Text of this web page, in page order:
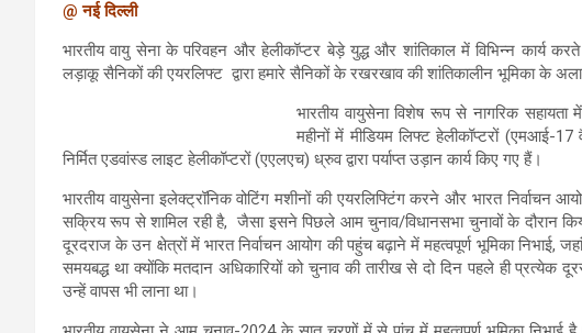
@ नई दिल्ली
भारतीय वायु सेना के परिवहन और हेलीकॉप्टर बेड़े युद्ध और शांतिकाल में विभिन्न कार्य
लड़ाकू सैनिकों की एयरलिफ्ट द्वारा हमारे सैनिकों के रखरखाव की शांतिकालीन भूमिका के
भारतीय वायुसेना विशेष रूप से नागरिक
महीनों में मीडियम लिफ्ट हेलीकॉप्टरों (एमआई-
निर्मित एडवांस्ड लाइट हेलीकॉप्टरों (एएलएच) ध्रुव द्वारा पर्याप्त उड़ान कार्य किए गए हैं।
भारतीय वायुसेना इलेक्ट्रॉनिक वोटिंग मशीनों की एयरलिफ्टिंग करने और भारत निर्वाचन
सक्रिय रूप से शामिल रही है, जैसा इसने पिछले आम चुनाव/विधानसभा चुनावों के दौरान
दूरदराज के उन क्षेत्रों में भारत निर्वाचन आयोग की पहुंच बढ़ाने में महत्वपूर्ण भूमिका निभाई,
समयबद्ध था क्योंकि मतदान अधिकारियों को चुनाव की तारीख से दो दिन पहले ही
उन्हें वापस भी लाना था।